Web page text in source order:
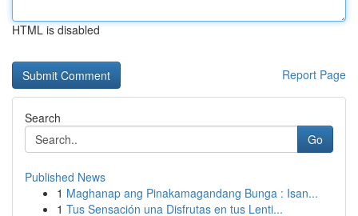
HTML is disabled
Report Page
Search
Go
Published News
1 Maghanap ang Pinakamagandang Bunga : Isan...
1 Tus Sensación una Disfrutas en tus Lenti...